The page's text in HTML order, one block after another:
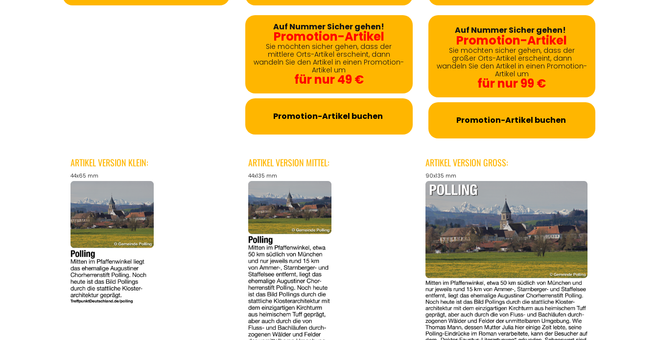
Auf Nummer Sicher gehen!
Promotion-Artikel
Sie möchten sicher gehen, dass der
mittlere Orts-Artikel erscheint, dann
wandeln Sie den Artikel in einen Promotion-
Artikel um
für nur 49 €
Promotion-Artikel buchen
Auf Nummer Sicher gehen!
Promotion-Artikel
Sie möchten sicher gehen, dass der
großer Orts-Artikel erscheint, dann
wandeln Sie den Artikel in einen Promotion-
Artikel um
für nur 99 €
Promotion-Artikel buchen
ARTIKEL VERSION KLEIN:
44x65 mm
ARTIKEL VERSION MITTEL:
44x135 mm
ARTIKEL VERSION GROSS:
90x135 mm